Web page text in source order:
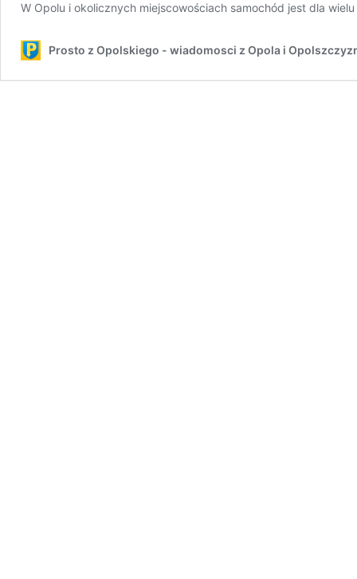
W Opolu i okolicznych miejscowościach samochód jest dla
Prosto z Opolskiego - wiadomosci z Opola i